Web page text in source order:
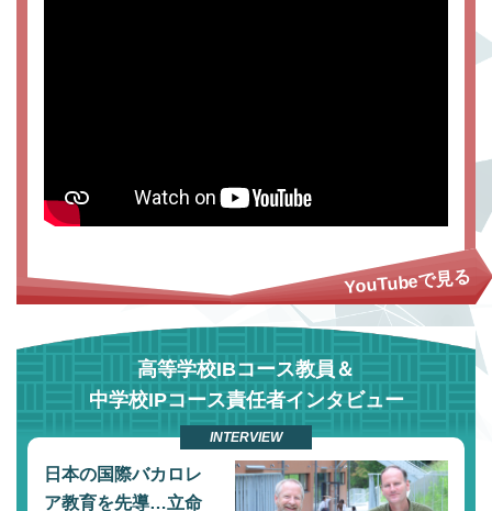
高等学校IBコース教員＆
中学校IPコース責任者インタビュー
INTERVIEW
日本の国際バカロレ
ア教育を先導…立命